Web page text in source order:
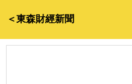
＜東森財經新聞